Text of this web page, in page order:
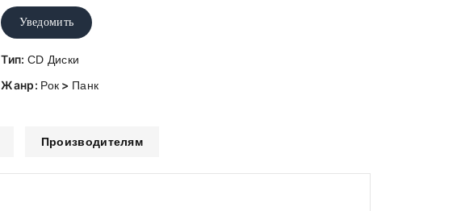
Уведомить
Тип: CD Диски
Жанр: Рок > Панк
Производителям